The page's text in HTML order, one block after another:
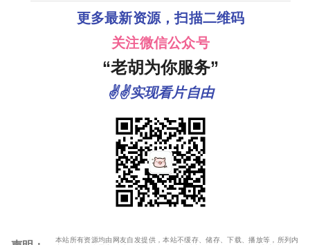
更多最新资源，扫描二维码
关注微信公众号
“老胡为你服务”
✌✌实现看片自由
本站所有资源均由网友自发提供，本站不缓存、储存、下载、播放等，所列内